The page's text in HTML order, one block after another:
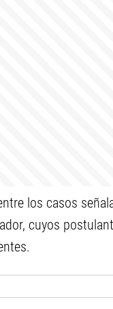
los casos
cuyos